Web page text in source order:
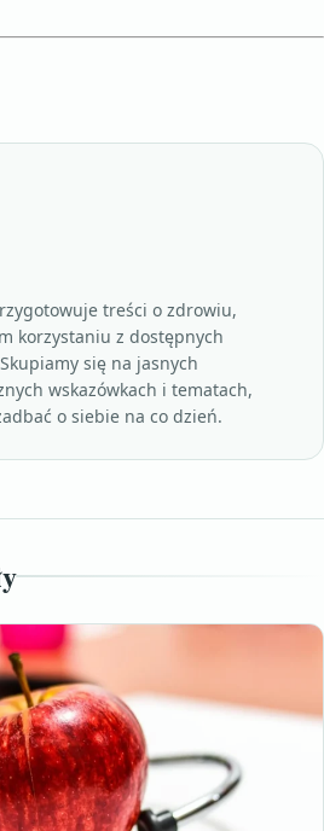
treści o zdrowiu,
korzystaniu z dostępnych
się na jasnych
wskazówkach i tematach,
o siebie na co dzień.